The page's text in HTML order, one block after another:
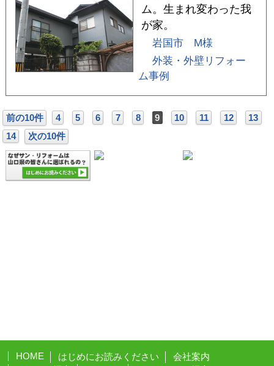
ム。生まれ変わった我
が家。
岩国市 M様
外装・外壁リフォー
ム事例
前の10件 4 5 6 7 8 9 10 11 12
13
14
次の10件
HOME はじめにお読みください
会社案内